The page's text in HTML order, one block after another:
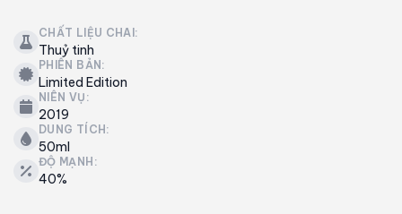
CHẤT LIỆU CHAI:
Thuỷ tinh
PHIÊN BẢN:
Limited Edition
NIÊN VỤ:
2019
DUNG TÍCH:
50ml
ĐỘ MẠNH:
40%